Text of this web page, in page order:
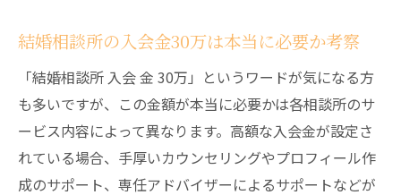
結婚相談所の入会金30万は本当に必要か考察
「結婚相談所 入会 金 30万」というワードが気になる方
も多いですが、この金額が本当に必要かは各相談所のサ
ービス内容によって異なります。高額な入会金が設定さ
れている場合、手厚いカウンセリングやプロフィール作
成のサポート、専任アドバイザーによるサポートなどが